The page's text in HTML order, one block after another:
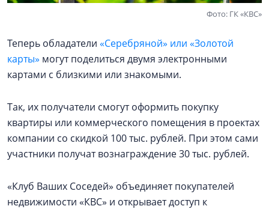
Фото: ГК «КВС»
Теперь обладатели «Серебряной» или «Золотой
карты» могут поделиться двумя электронными
картами с близкими или знакомыми.
Так, их получатели смогут оформить покупку
квартиры или коммерческого помещения в проектах
компании со скидкой 100 тыс. рублей. При этом сами
участники получат вознаграждение 30 тыс. рублей.
«Клуб Ваших Соседей» объединяет покупателей
недвижимости «КВС» и открывает доступ к